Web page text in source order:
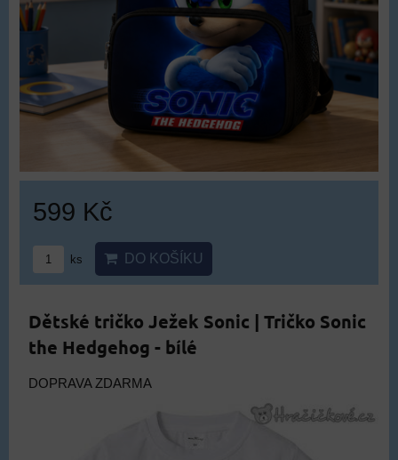
599 Kč
ks DO KOŠÍKU
Dětské tričko Ježek Sonic | Tričko Sonic
the Hedgehog - bílé
DOPRAVA ZDARMA